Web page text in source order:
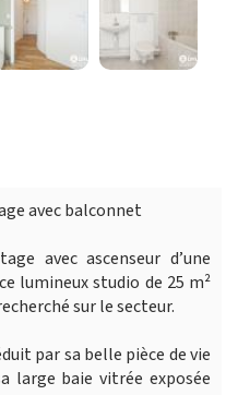
avec balconnet
avec ascenseur d’une
lumineux studio de 25 m²
sur le secteur.
par sa belle pièce de vie
large baie vitrée exposée